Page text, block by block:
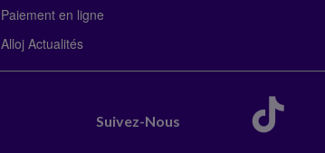
Paiement en ligne
Alloj Actualités
Suivez-Nous